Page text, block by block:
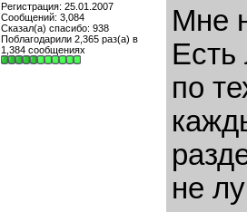
Регистрация: 25.01.2007
Сообщений: 3,084
Сказал(а) спасибо: 938
Поблагодарили 2,365 раз(а) в
1,384 сообщениях
Мне
Есть
по
не